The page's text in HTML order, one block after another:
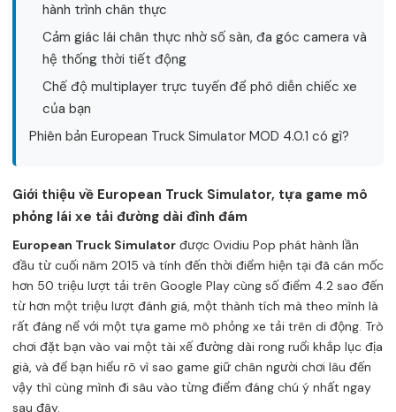
hành trình chân thực
Cảm giác lái chân thực nhờ số sàn, đa góc camera và
hệ thống thời tiết động
Chế độ multiplayer trực tuyến để phô diễn chiếc xe
của bạn
Phiên bản European Truck Simulator MOD 4.0.1 có gì?
Giới thiệu về European Truck Simulator, tựa game mô
phỏng lái xe tải đường dài đình đám
European Truck Simulator được Ovidiu Pop phát hành lần
đầu từ cuối năm 2015 và tính đến thời điểm hiện tại đã cán mốc
hơn 50 triệu lượt tải trên Google Play cùng số điểm 4.2 sao đến
từ hơn một triệu lượt đánh giá, một thành tích mà theo mình là
rất đáng nể với một tựa game mô phỏng xe tải trên di động. Trò
chơi đặt bạn vào vai một tài xế đường dài rong ruổi khắp lục địa
già, và để bạn hiểu rõ vì sao game giữ chân người chơi lâu đến
vậy thì cùng mình đi sâu vào từng điểm đáng chú ý nhất ngay
sau đây.